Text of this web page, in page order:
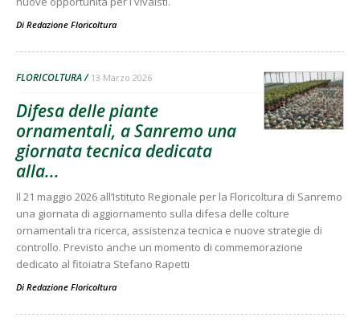
Di Redazione Floricoltura
FLORICOLTURA 13 Marzo 2026
Difesa delle piante
ornamentali, a Sanremo una
giornata tecnica dedicata
alla...
Il 21 maggio 2026 all’Istituto Regionale per la Floricoltura di Sanremo
una giornata di aggiornamento sulla difesa delle colture
ornamentali tra ricerca, assistenza tecnica e nuove strategie di
controllo. Previsto anche un momento di commemorazione
dedicato al fitoiatra Stefano Rapetti
Di Redazione Floricoltura